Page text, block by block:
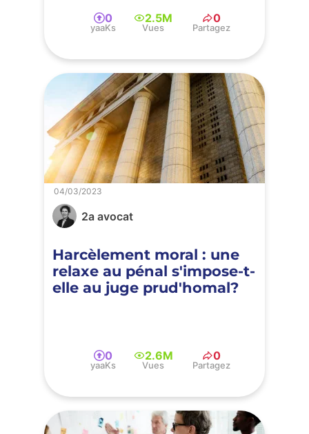
0
yaaKs
2.5M
Vues
0
Partagez
2a avocat
Harcèlement moral : une
relaxe au pénal s'impose-t-
elle au juge prud'homal?
04/03/2023
0
yaaKs
2.6M
Vues
0
Partagez